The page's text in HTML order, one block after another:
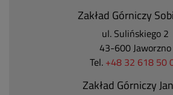
Zakład Górniczy
ul. Sulińskiego 2
43-600 Jaworzno
Tel. +48 32 618 50
Zakład Górniczy